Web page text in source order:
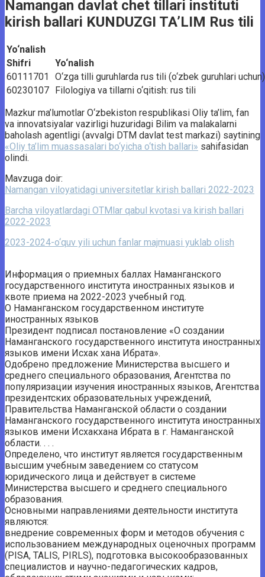
Namangan davlat chet tillari instituti
kirish ballari KUNDUZGI TA’LIM Rus tili
Yo‘nalish
Shifri
Yo‘nalish
60111701
O‘zga tilli guruhlarda rus tili (o‘zbek guruhlari uchun)
60230107
Filologiya va tillarni o‘qitish: rus tili
Mazkur ma’lumotlar O‘zbekiston respublikasi Oliy ta’lim, fan
va innovatsiyalar vazirligi huzuridagi Bilim va malakalarni
baholash agentligi (avvalgi DTM davlat test markazi) saytining
«Oliy ta’lim muassasalari bo‘yicha o‘tish ballari» sahifasidan
olindi.
Mavzuga doir:
Namangan viloyatidagi universitetlar kirish ballari 2022-2023
Barcha viloyatlardagi OTMlar qabul kvotasi va kirish ballari
2022-2023
2023-2024-o‘quv yili uchun fanlar majmuasi yuklab olish
Информация о приемных баллах Наманганского
государственного института иностранных языков и
квоте приема на 2022-2023 учебный год.
О Наманганском государственном институте
иностранных языков
Президент подписал постановление «О создании
Наманганского государственного института иностранных
языков имени Исхак хана Ибрата».
Одобрено предложение Министерства высшего и
среднего специального образования, Агентства по
популяризации изучения иностранных языков, Агентства
президентских образовательных учреждений,
Правительства Наманганской области о создании
Наманганского государственного института иностранных
языков имени Исхакхана Ибрата в г. Наманганской
области. . . .
Определено, что институт является государственным
высшим учебным заведением со статусом
юридического лица и действует в системе
Министерства высшего и среднего специального
образования.
Основными направлениями деятельности института
являются:
внедрение современных форм и методов обучения с
использованием международных оценочных программ
(PISA, TALIS, PIRLS), подготовка высокообразованных
специалистов и научно-педагогических кадров,